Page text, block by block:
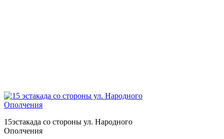
15эстакада со стороны ул. Народного
Ополчения